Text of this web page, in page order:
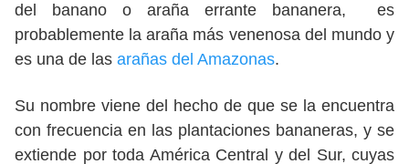
del banano o araña errante bananera, es
probablemente la araña más venenosa del mundo y
es una de las arañas del Amazonas.
Su nombre viene del hecho de que se la encuentra
con frecuencia en las plantaciones bananeras, y se
extiende por toda América Central y del Sur, cuyas